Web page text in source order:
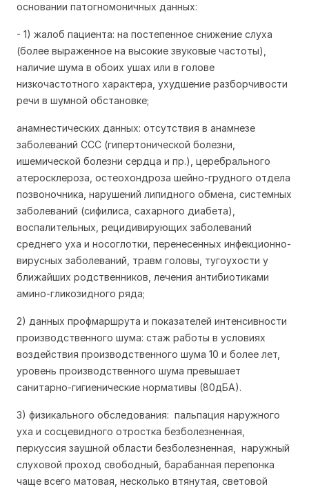
основании патогномоничных данных:
- 1) жалоб пациента: на постепенное снижение слуха
(более выраженное на высокие звуковые частоты),
наличие шума в обоих ушах или в голове
низкочастотного характера, ухудшение разборчивости
речи в шумной обстановке;
анамнестических данных: отсутствия в анамнезе
заболеваний ССС (гипертонической болезни,
ишемической болезни сердца и пр.), церебрального
атеросклероза, остеохондроза шейно-грудного отдела
позвоночника, нарушений липидного обмена, системных
заболеваний (сифилиса, сахарного диабета),
воспалительных, рецидивирующих заболеваний
среднего уха и носоглотки, перенесенных инфекционно-
вирусных заболеваний, травм головы, тугоухости у
ближайших родственников, лечения антибиотиками
амино-гликозидного ряда;
2) данных профмаршрута и показателей интенсивности
производственного шума: стаж работы в условиях
воздействия производственного шума 10 и более лет,
уровень производственного шума превышает
санитарно-гигиенические нормативы (80дБА).
3) физикального обследования: пальпация наружного
уха и сосцевидного отростка безболезненная,
перкуссия заушной области безболезненная, наружный
слуховой проход свободный, барабанная перепонка
чаще всего матовая, несколько втянутая, световой